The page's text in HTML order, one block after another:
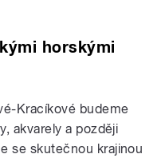
horskými
Kracíkové budeme
akvarely a později
se skutečnou krajinou